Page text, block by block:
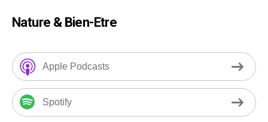
Nature & Bien-Etre
Apple Podcasts
Spotify